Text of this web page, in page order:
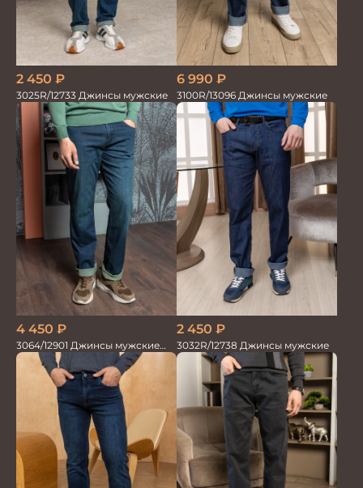
2 450 ₽
3025R/12733 Джинсы мужские
6 990 ₽
3100R/13096 Джинсы мужские
4 450 ₽
3064/12901 Джинсы мужские
голубые/зелен
2 450 ₽
3032R/12738 Джинсы мужские